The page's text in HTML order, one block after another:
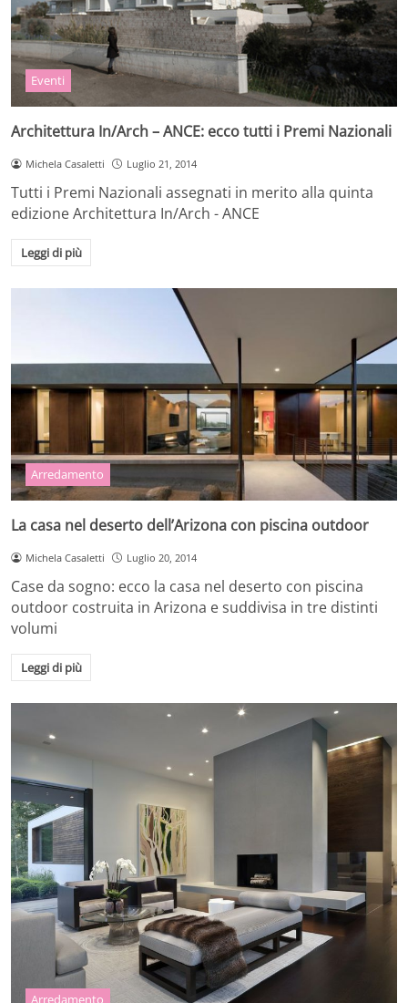
Eventi
Architettura In/Arch – ANCE: ecco tutti i Premi Nazionali
Michela Casaletti Luglio 21, 2014
Tutti i Premi Nazionali assegnati in merito alla quinta
edizione Architettura In/Arch - ANCE
Leggi di più
Arredamento
La casa nel deserto dell’Arizona con piscina outdoor
Michela Casaletti Luglio 20, 2014
Case da sogno: ecco la casa nel deserto con piscina
outdoor costruita in Arizona e suddivisa in tre distinti
volumi
Leggi di più
Arredamento